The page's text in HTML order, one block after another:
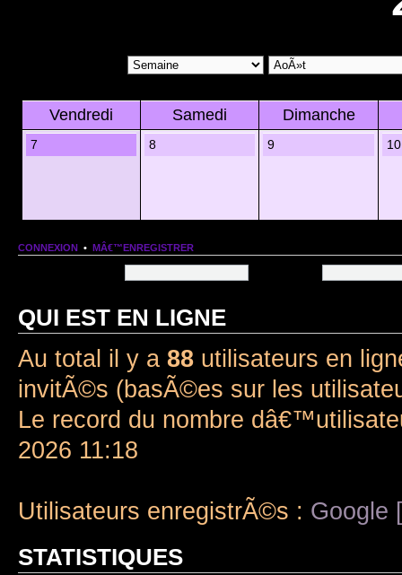
Vendredi Samedi Dimanche
7 8 9 10
CONNEXION • MÂ€™ENREGISTRER
QUI EST EN LIGNE
Au total il y a 88 utilisateurs en
invitÃ©s (basÃ©es sur les
Le record du nombre
2026 11:18
Utilisateurs enregistrÃ©s : Google
STATISTIQUES